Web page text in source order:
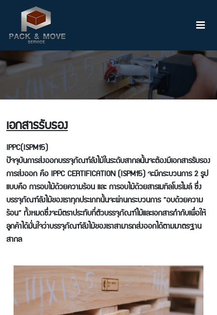
เอกสารรับรอง
IPPC(ISPM15)
ปัจจุบันการส่งออกบรรจุภัณฑ์ลังไม้ในระดับสากลนั้นจะต้องมีเอกสารรับรอง
การส่งออก คือ IPPC CERTIFICATION (ISPM15) จะมีกระบวนการ 2 รูป
แบบคือ การอบไม้ด้วยความร้อน และ การอบไม้ด้วยสารเมทิลโบรไมล์ ซึ่ง
บรรจุภัณฑ์ลังไม้ของเราทุกประเภทนั้นจะผ่านกระบวนการ ”อบด้วยความ
ร้อน” ทั้งหมดซึ่งจะมีตราประทับที่ตัวบรรจุภัณฑ์ไม้และเอกสารกำกับเพื่อให้
ลูกค้าได้มั่นใจว่าบรรจุภัณฑ์ลังไม้ของเราสามารถส่งออกได้ตามมาตรฐาน
สากล